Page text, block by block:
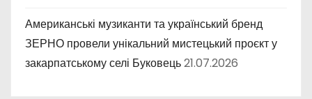
Американські музиканти та український бренд
ЗЕРНО провели унікальний мистецький проєкт у
закарпатському селі Буковець21.07.2026